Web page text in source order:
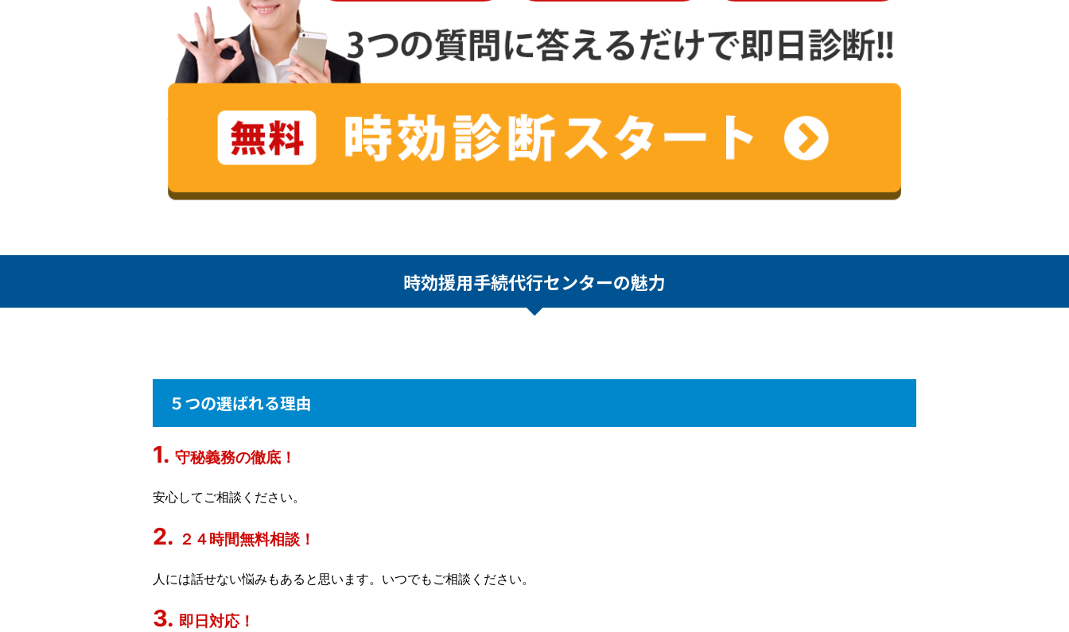
時効援用手続代行センターの魅力
５つの選ばれる理由
守秘義務の徹底！
安心してご相談ください。
２４時間無料相談！
人には話せない悩みもあると思います。いつでもご相談ください。
即日対応！